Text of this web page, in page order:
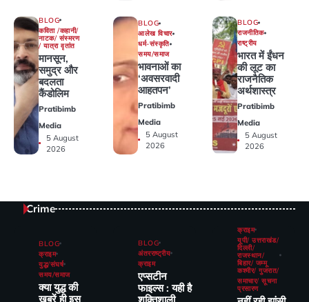
BLOG
कविता /कहानी/
नाटक/ संस्मरण
/ यात्रा वृतांत
मानसून,
समुद्र और
बदलता
कैंडोलिम
Pratibimb
Media
5 August
2026
BLOG
आलेख विचार
धर्म-संस्कृति
समय/समाज
भावनाओं का
‘अवसरवादी
आहतपन’
Pratibimb
Media
5 August
2026
BLOG
राजनीतिक
राष्ट्रीय
भारत में ईंधन
की लूट का
राजनैतिक
अर्थशास्त्र
Pratibimb
Media
5 August
2026
Crime
BLOG
क्राइम
युद्ध/संघर्ष
समय/समाज
क्या युद्ध की
खबरें ही इस
BLOG
अंतरराष्ट्रीय
क्राइम
एप्सटीन
फाइल्स : यही है
क्राइम
यूपी/ उत्तराखंड/
दिल्ली/
राजस्थान/
बिहार/ जम्मू
कश्मीर/ गुजरात/
समाचार/ सूचना
प्रसारण